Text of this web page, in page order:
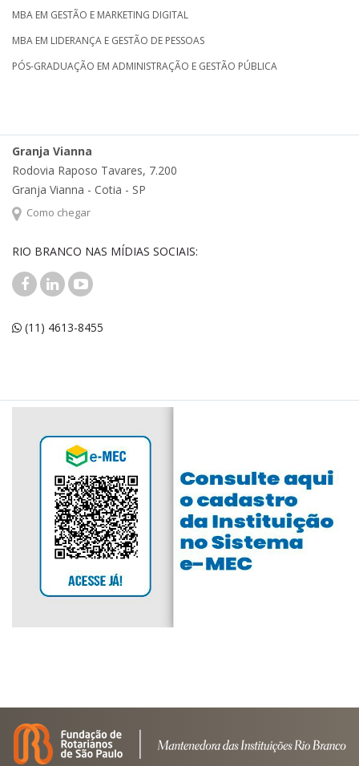
MBA EM GESTÃO E MARKETING DIGITAL
MBA EM LIDERANÇA E GESTÃO DE PESSOAS
PÓS-GRADUAÇÃO EM ADMINISTRAÇÃO E GESTÃO PÚBLICA
Granja Vianna
Rodovia Raposo Tavares, 7.200
Granja Vianna - Cotia - SP
Como chegar
RIO BRANCO NAS MÍDIAS SOCIAIS:
(11) 4613-8455